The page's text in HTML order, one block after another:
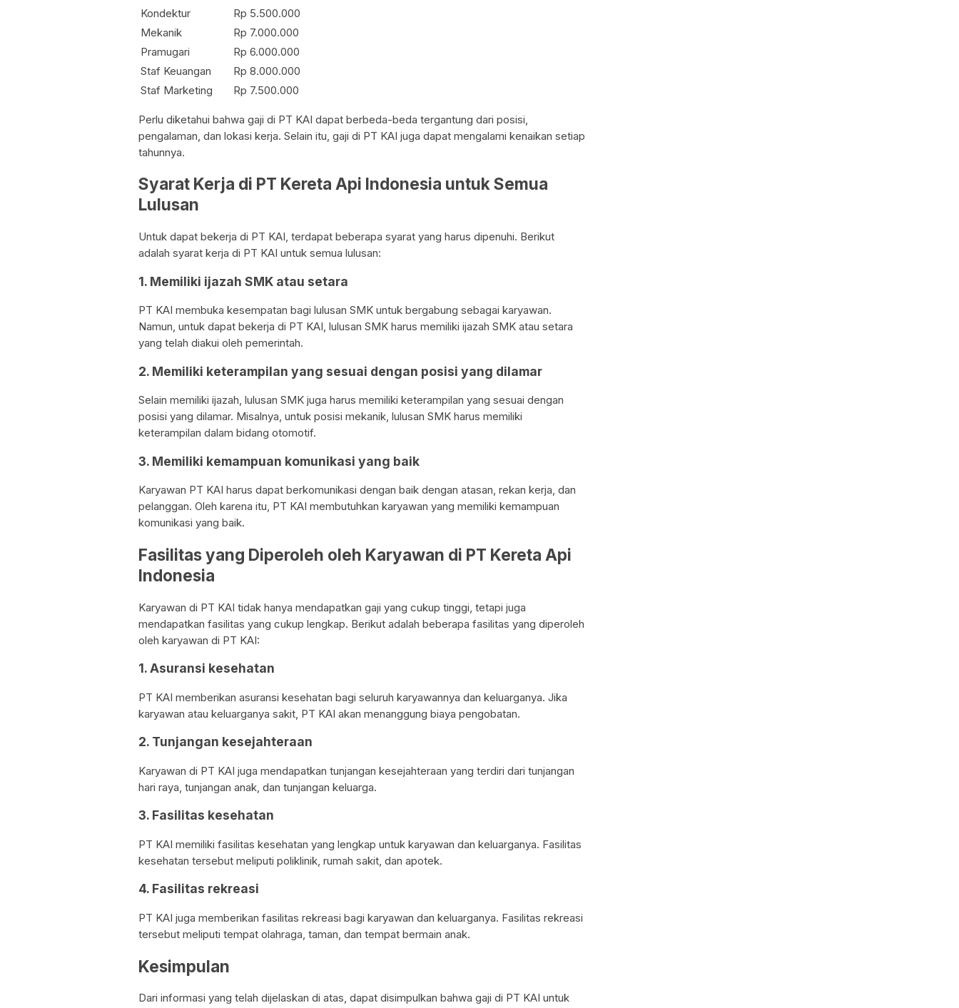
Kondektur
Rp 5.500.000
Mekanik
Rp 7.000.000
Pramugari
Rp 6.000.000
Staf Keuangan
Rp 8.000.000
Staf Marketing
Rp 7.500.000
Perlu diketahui bahwa gaji di PT KAI dapat berbeda-beda tergantung dari posisi,
pengalaman, dan lokasi kerja. Selain itu, gaji di PT KAI juga dapat mengalami kenaikan setiap
tahunnya.
Syarat Kerja di PT Kereta Api Indonesia untuk Semua
Lulusan
Untuk dapat bekerja di PT KAI, terdapat beberapa syarat yang harus dipenuhi. Berikut
adalah syarat kerja di PT KAI untuk semua lulusan:
1. Memiliki ijazah SMK atau setara
PT KAI membuka kesempatan bagi lulusan SMK untuk bergabung sebagai karyawan.
Namun, untuk dapat bekerja di PT KAI, lulusan SMK harus memiliki ijazah SMK atau setara
yang telah diakui oleh pemerintah.
2. Memiliki keterampilan yang sesuai dengan posisi yang dilamar
Selain memiliki ijazah, lulusan SMK juga harus memiliki keterampilan yang sesuai dengan
posisi yang dilamar. Misalnya, untuk posisi mekanik, lulusan SMK harus memiliki
keterampilan dalam bidang otomotif.
3. Memiliki kemampuan komunikasi yang baik
Karyawan PT KAI harus dapat berkomunikasi dengan baik dengan atasan, rekan kerja, dan
pelanggan. Oleh karena itu, PT KAI membutuhkan karyawan yang memiliki kemampuan
komunikasi yang baik.
Fasilitas yang Diperoleh oleh Karyawan di PT Kereta Api
Indonesia
Karyawan di PT KAI tidak hanya mendapatkan gaji yang cukup tinggi, tetapi juga
mendapatkan fasilitas yang cukup lengkap. Berikut adalah beberapa fasilitas yang diperoleh
oleh karyawan di PT KAI:
1. Asuransi kesehatan
PT KAI memberikan asuransi kesehatan bagi seluruh karyawannya dan keluarganya. Jika
karyawan atau keluarganya sakit, PT KAI akan menanggung biaya pengobatan.
2. Tunjangan kesejahteraan
Karyawan di PT KAI juga mendapatkan tunjangan kesejahteraan yang terdiri dari tunjangan
hari raya, tunjangan anak, dan tunjangan keluarga.
3. Fasilitas kesehatan
PT KAI memiliki fasilitas kesehatan yang lengkap untuk karyawan dan keluarganya. Fasilitas
kesehatan tersebut meliputi poliklinik, rumah sakit, dan apotek.
4. Fasilitas rekreasi
PT KAI juga memberikan fasilitas rekreasi bagi karyawan dan keluarganya. Fasilitas rekreasi
tersebut meliputi tempat olahraga, taman, dan tempat bermain anak.
Kesimpulan
Dari informasi yang telah dijelaskan di atas, dapat disimpulkan bahwa gaji di PT KAI untuk